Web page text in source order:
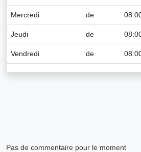
Mercredi de
Jeudi de
Vendredi de
Pas de commentaire pour le moment